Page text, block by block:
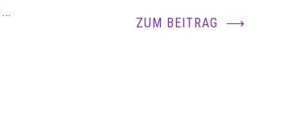
…
ZUM BEITRAG ⟶